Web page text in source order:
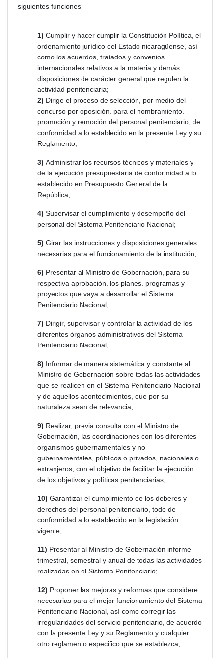
siguientes funciones:
1) Cumplir y hacer cumplir la Constitución Política, el
ordenamiento jurídico del Estado nicaragüense, así
como los acuerdos, tratados y convenios
internacionales relativos a la materia y demás
disposiciones de carácter general que regulen la
actividad penitenciaria;
2) Dirige el proceso de selección, por medio del
concurso por oposición, para el nombramiento,
promoción y remoción del personal penitenciario, de
conformidad a lo establecido en la presente Ley y su
Reglamento;
3) Administrar los recursos técnicos y materiales y
de la ejecución presupuestaria de conformidad a lo
establecido en Presupuesto General de la
República;
4) Supervisar el cumplimiento y desempeño del
personal del Sistema Penitenciario Nacional;
5) Girar las instrucciones y disposiciones generales
necesarias para el funcionamiento de la institución;
6) Presentar al Ministro de Gobernación, para su
respectiva aprobación, los planes, programas y
proyectos que vaya a desarrollar el Sistema
Penitenciario Nacional;
7) Dirigir, supervisar y controlar la actividad de los
diferentes órganos administrativos del Sistema
Penitenciario Nacional;
8) Informar de manera sistemática y constante al
Ministro de Gobernación sobre todas las actividades
que se realicen en el Sistema Penitenciario Nacional
y de aquellos acontecimientos, que por su
naturaleza sean de relevancia;
9) Realizar, previa consulta con el Ministro de
Gobernación, las coordinaciones con los diferentes
organismos gubernamentales y no
gubernamentales, públicos o privados, nacionales o
extranjeros, con el objetivo de facilitar la ejecución
de los objetivos y políticas penitenciarias;
10) Garantizar el cumplimiento de los deberes y
derechos del personal penitenciario, todo de
conformidad a lo establecido en la legislación
vigente;
11) Presentar al Ministro de Gobernación informe
trimestral, semestral y anual de todas las actividades
realizadas en el Sistema Penitenciario;
12) Proponer las mejoras y reformas que considere
necesarias para el mejor funcionamiento del Sistema
Penitenciario Nacional, así como corregir las
irregularidades del servicio penitenciario, de acuerdo
con la presente Ley y su Reglamento y cualquier
otro reglamento especifico que se establezca;